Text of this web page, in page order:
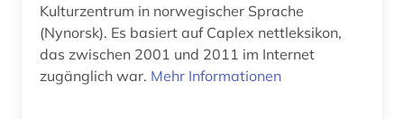
expressionismus (3)
fachportal (2)
Kulturzentrum in norwegischer Sprache
(Nynorsk). Es basiert auf Caplex nettleksikon,
das zwischen 2001 und 2011 im Internet
zugänglich war. Mehr Informationen